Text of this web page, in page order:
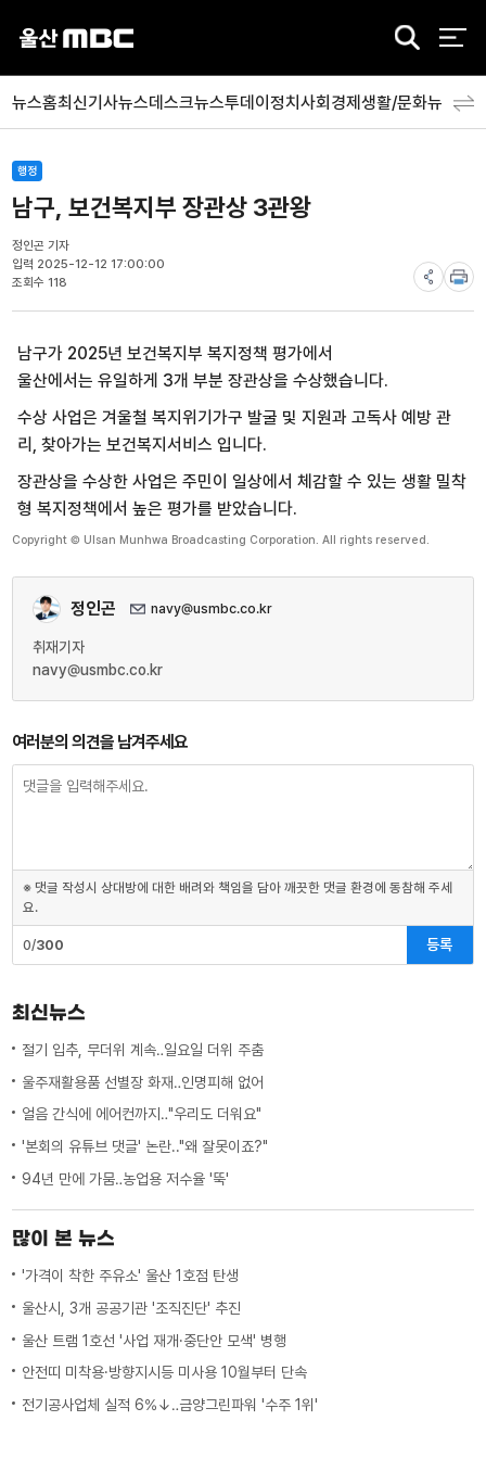
검
뉴스홈최신기사뉴스데스크뉴스투데이정치사회경제생활/문화뉴스특
행정
남구, 보건복지부 장관상 3관왕
정인곤 기자
입력 2025-12-12 17:00:00
조회수 118
남구가 2025년 보건복지부 복지정책 평가에서
울산에서는 유일하게 3개 부분 장관상을 수상했습니다.
수상 사업은 겨울철 복지위기가구 발굴 및 지원과 고독사 예방 관
리, 찾아가는 보건복지서비스 입니다.
장관상을 수상한 사업은 주민이 일상에서 체감할 수 있는 생활 밀착
형 복지정책에서 높은 평가를 받았습니다.
Copyright © Ulsan Munhwa Broadcasting Corporation. All rights reserved.
정인곤 navy@usmbc.co.kr
취재기자
navy@usmbc.co.kr
여러분의 의견을 남겨주세요
※ 댓글 작성시 상대방에 대한 배려와 책임을 담아 깨끗한 댓글 환경에 동참해 주세
요.
0/300 등록
최신뉴스
절기 입추, 무더위 계속‥일요일 더위 주춤
울주재활용품 선별장 화재‥인명피해 없어
얼음 간식에 에어컨까지‥"우리도 더워요"
'본회의 유튜브 댓글' 논란.."왜 잘못이죠?"
94년 만에 가뭄‥농업용 저수율 '뚝'
많이 본 뉴스
'가격이 착한 주유소' 울산 1호점 탄생
울산시, 3개 공공기관 '조직진단' 추진
울산 트램 1호선 '사업 재개·중단안 모색' 병행
안전띠 미착용·방향지시등 미사용 10월부터 단속
전기공사업체 실적 6%↓‥금양그린파워 '수주 1위'